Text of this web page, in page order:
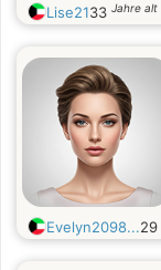
Lise2133 Jahre alt
Evelyn2098...29